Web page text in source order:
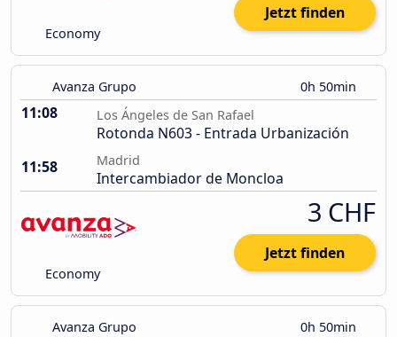
Economy
Jetzt finden
Avanza Grupo 0h 50min
11:08 Los Ángeles de San Rafael
Rotonda N603 - Entrada Urbanización
11:58
Madrid
Intercambiador de Moncloa
Economy
3 CHF
Jetzt finden
Avanza Grupo 0h 50min